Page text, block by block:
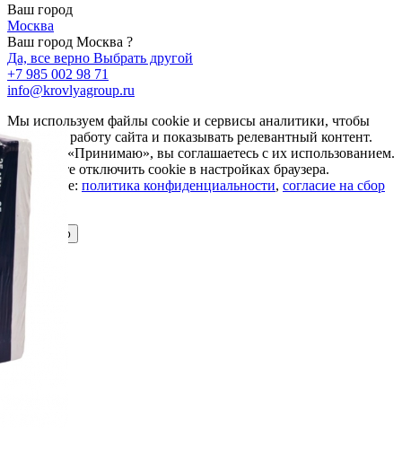
Ваш город
Москва
Ваш город Москва ?
Да, все верно Выбрать другой
+7 985 002 98 71
info@krovlyagroup.ru
Мы используем файлы cookie и сервисы аналитики, чтобы
улучшить работу сайта и показывать релевантный контент.
Нажимая «Принимаю», вы соглашаетесь с их использованием.
Вы можете отключить cookie в настройках браузера.
Подробнее: политика конфиденциальности, согласие на сбор
cookie
Принимаю